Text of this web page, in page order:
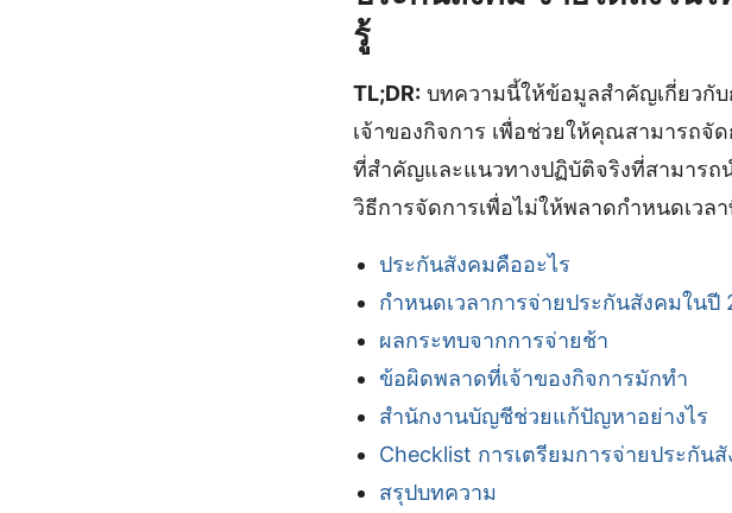
รู้
TL;DR: บทความนี้ให้ข้อมูลสำคัญเกี่ยวกั
เจ้าของกิจการ เพื่อช่วยให้คุณสามารถจั
ที่สำคัญและแนวทางปฏิบัติจริงที่สามารถ
วิธีการจัดการเพื่อไม่ให้พลาดกำหนดเวล
ประกันสังคมคืออะไร
กำหนดเวลาการจ่ายประกันสังคมในปี
ผลกระทบจากการจ่ายช้า
ข้อผิดพลาดที่เจ้าของกิจการมักทำ
สำนักงานบัญชีช่วยแก้ปัญหาอย่างไร
Checklist การเตรียมการจ่ายประกัน
สรุปบทความ